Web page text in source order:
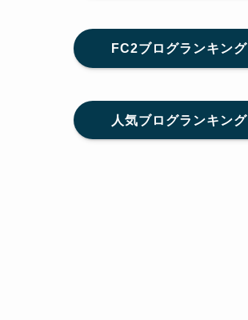
FC2ブログランキング
人気ブログランキング